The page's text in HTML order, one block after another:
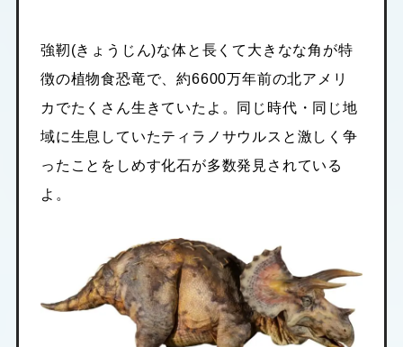
強靭(きょうじん)な体と長くて大きなな角が特
徴の植物食恐竜で、約6600万年前の北アメリ
カでたくさん生きていたよ。同じ時代・同じ地
域に生息していたティラノサウルスと激しく争
ったことをしめす化石が多数発見されている
よ。